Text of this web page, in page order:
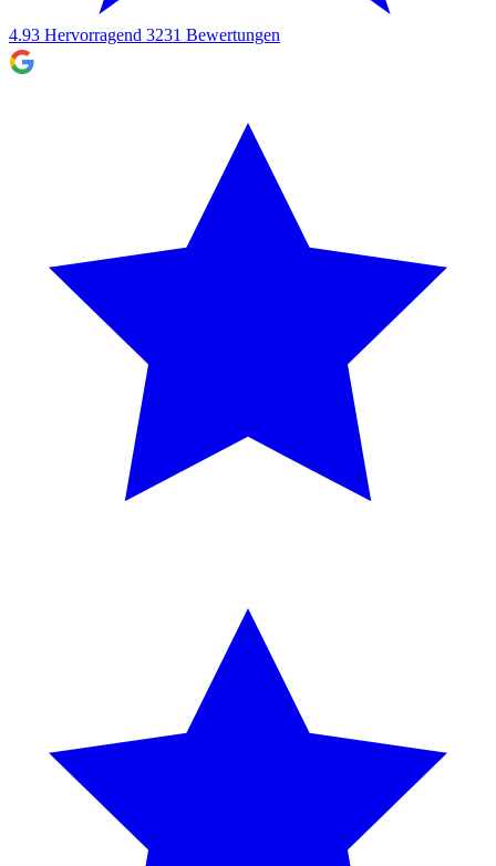
4.93 Hervorragend 3231 Bewertungen